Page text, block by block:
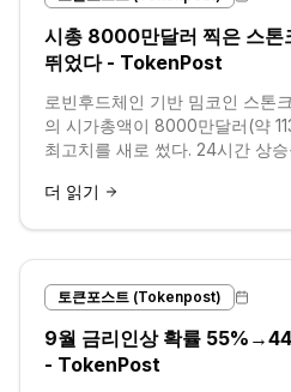
시총 8000만달러 찍은 스
뛰었다 - TokenPost
로빈후드체인 기반 밈코인 스톤
의 시가총액이 8000만달러(약
최고치를 새로 썼다. 24시간 상
더 읽기
토큰포스트 (Tokenpost)
9월 금리인상 확률
- TokenPost